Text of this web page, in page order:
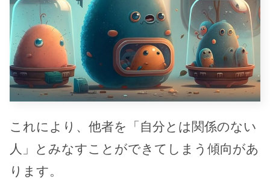
これにより、他者を「自分とは関係のない
人」とみなすことができてしまう傾向があ
ります。